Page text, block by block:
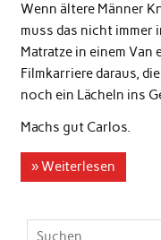
Wenn ältere Männer
muss das nicht immer
Matratze in einem Van
Filmkarriere daraus,
noch ein Lächeln ins
Machs gut Carlos.
» Weiterlesen